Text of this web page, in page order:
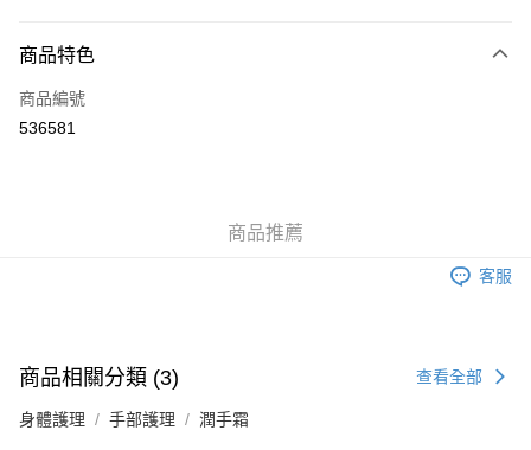
信用卡
Apple Pay
銀行匯款 請將存款存到以下銀行帳戶，並於存款單據寫上訂單編號後電郵至
eshop@colourmix-cosmetics.com** **我們不會處理沒有提供存款單據的訂
單。 如果訂購後七個工作天內我們未能收到有關存款，有關訂單將被取消。
送貨方式
商品特色
商品編號
536581
商品推薦
客服
商品相關分類 (3) 查看全部
身體護理 手部護理 潤手霜